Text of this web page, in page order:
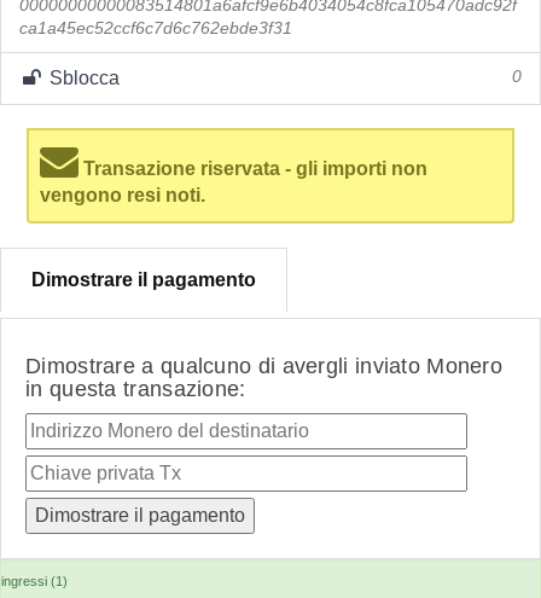
00000000000083514801a6afcf9e6b4034054c8fca105470adc92f
ca1a45ec52ccf6c7d6c762ebde3f31
Sblocca 0
Transazione riservata - gli importi non
vengono resi noti.
Dimostrare il pagamento
Dimostrare a qualcuno di avergli inviato Monero
in questa transazione:
ingressi (1)